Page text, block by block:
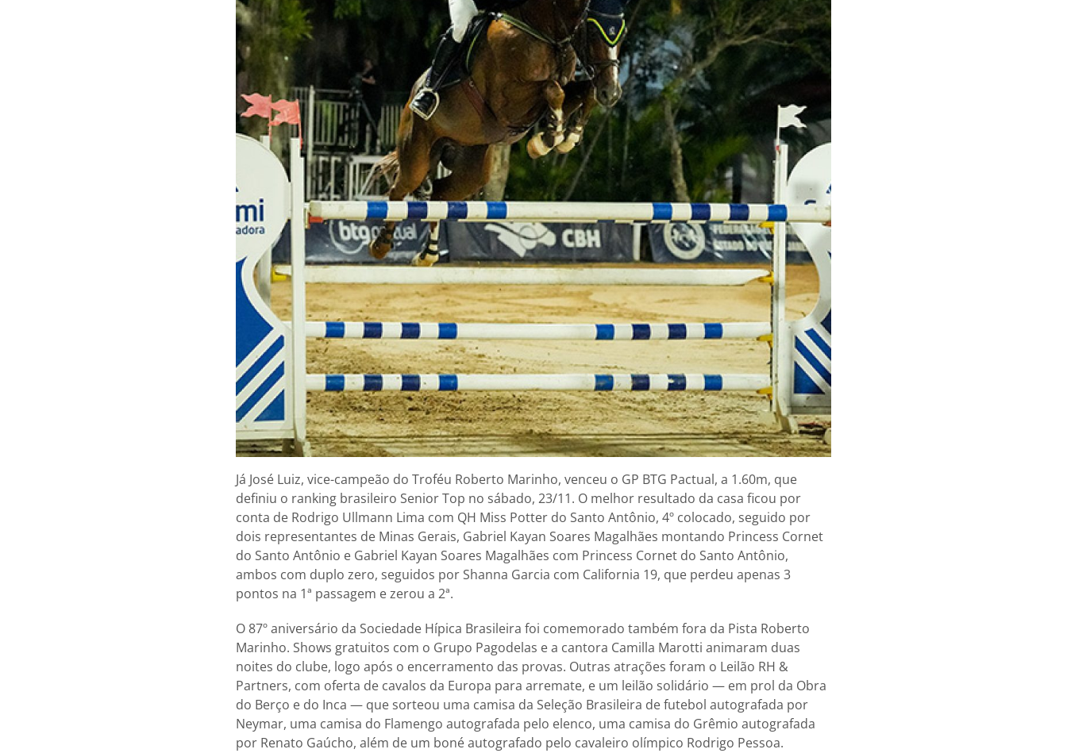
Já José Luiz, vice-campeão do Troféu Roberto Marinho, venceu o GP BTG Pactual, a 1.60m, que
definiu o ranking brasileiro Senior Top no sábado, 23/11. O melhor resultado da casa ficou por
conta de Rodrigo Ullmann Lima com QH Miss Potter do Santo Antônio, 4º colocado, seguido por
dois representantes de Minas Gerais, Gabriel Kayan Soares Magalhães montando Princess Cornet
do Santo Antônio e Gabriel Kayan Soares Magalhães com Princess Cornet do Santo Antônio,
ambos com duplo zero, seguidos por Shanna Garcia com California 19, que perdeu apenas 3
pontos na 1ª passagem e zerou a 2ª.
O 87º aniversário da Sociedade Hípica Brasileira foi comemorado também fora da Pista Roberto
Marinho. Shows gratuitos com o Grupo Pagodelas e a cantora Camilla Marotti animaram duas
noites do clube, logo após o encerramento das provas. Outras atrações foram o Leilão RH &
Partners, com oferta de cavalos da Europa para arremate, e um leilão solidário — em prol da Obra
do Berço e do Inca — que sorteou uma camisa da Seleção Brasileira de futebol autografada por
Neymar, uma camisa do Flamengo autografada pelo elenco, uma camisa do Grêmio autografada
por Renato Gaúcho, além de um boné autografado pelo cavaleiro olímpico Rodrigo Pessoa.